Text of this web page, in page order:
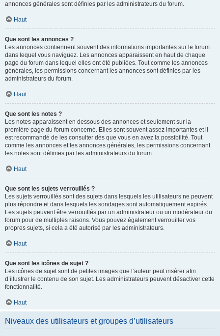
annonces générales sont définies par les administrateurs du forum.
Haut
Que sont les annonces ?
Les annonces contiennent souvent des informations importantes sur le forum
dans lequel vous naviguez. Les annonces apparaissent en haut de chaque
page du forum dans lequel elles ont été publiées. Tout comme les annonces
générales, les permissions concernant les annonces sont définies par les
administrateurs du forum.
Haut
Que sont les notes ?
Les notes apparaissent en dessous des annonces et seulement sur la
première page du forum concerné. Elles sont souvent assez importantes et il
est recommandé de les consulter dès que vous en avez la possibilité. Tout
comme les annonces et les annonces générales, les permissions concernant
les notes sont définies par les administrateurs du forum.
Haut
Que sont les sujets verrouillés ?
Les sujets verrouillés sont des sujets dans lesquels les utilisateurs ne peuvent
plus répondre et dans lesquels les sondages sont automatiquement expirés.
Les sujets peuvent être verrouillés par un administrateur ou un modérateur du
forum pour de multiples raisons. Vous pouvez également verrouiller vos
propres sujets, si cela a été autorisé par les administrateurs.
Haut
Que sont les icônes de sujet ?
Les icônes de sujet sont de petites images que l’auteur peut insérer afin
d’illustrer le contenu de son sujet. Les administrateurs peuvent désactiver cette
fonctionnalité.
Haut
Niveaux des utilisateurs et groupes d’utilisateurs